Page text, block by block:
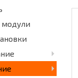
модули